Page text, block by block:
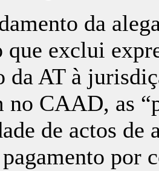
da
que exclui
da AT à
no CAAD, as
de actos de
por